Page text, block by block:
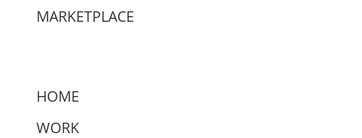
MARKETPLACE
HOME
WORK